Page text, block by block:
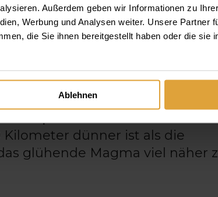
Außerdem geben wir Informationen zu
Werbung und Analysen weiter. Unsere Partner
die Sie ihnen bereitgestellt haben oder die sie
Ablehnen
war, welches aus dem
kam.
registriert. Dies ist auch
des pannonischen Beckens
dünner ist als die
glühende Magma viel näher